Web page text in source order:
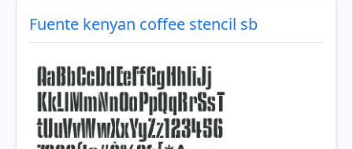
Fuente kenyan coffee stencil sb